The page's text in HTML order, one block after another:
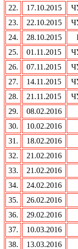
22.
17.10.2015
23.
22.10.2015
24.
28.10.2015
25.
01.11.2015
26.
07.11.2015
27.
14.11.2015
28.
21.11.2015
29.
08.02.2016
30.
10.02.2016
31.
18.02.2016
32.
21.02.2016
33.
21.02.2016
34.
24.02.2016
35.
26.02.2016
36.
29.02.2016
37.
10.03.2016
38.
13.03.2016